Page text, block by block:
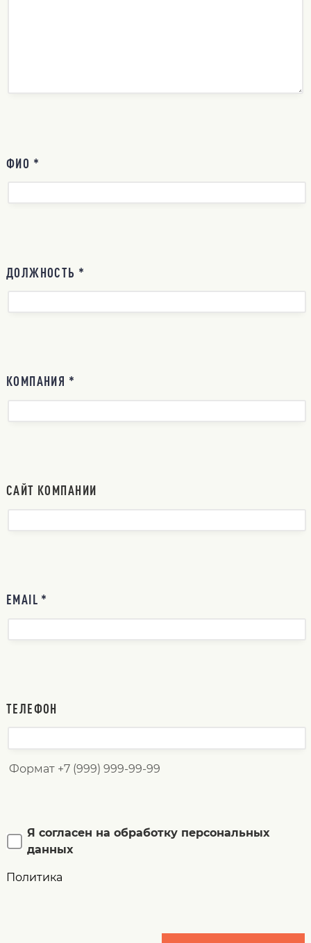
ФИО *
ДОЛЖНОСТЬ *
КОМПАНИЯ *
САЙТ КОМПАНИИ
EMAIL *
ТЕЛЕФОН
Формат +7 (999) 999-99-99
Я согласен на обработку персональных
данных
Политика